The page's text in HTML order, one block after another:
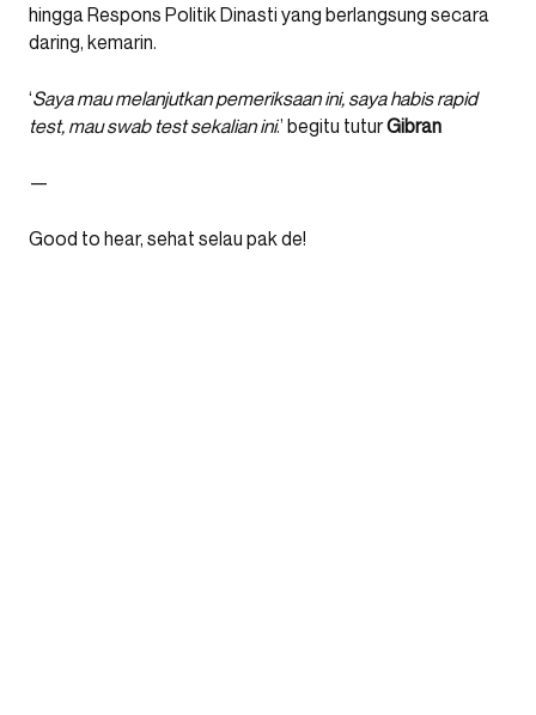
hingga Respons Politik Dinasti yang berlangsung secara
daring, kemarin.
‘Saya mau melanjutkan pemeriksaan ini, saya habis rapid
test, mau swab test sekalian ini.’ begitu tuturGibran
—
Good to hear, sehat selau pak de!